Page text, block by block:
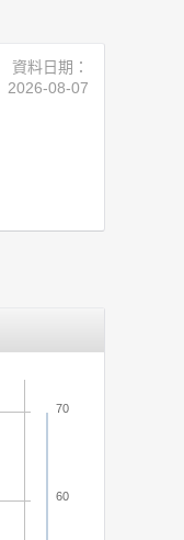
資料日期：
2026-08-07
60
70